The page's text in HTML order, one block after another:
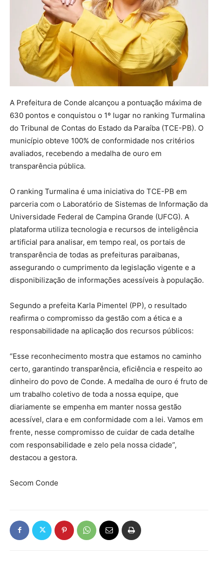
A Prefeitura de Conde alcançou a pontuação máxima de
630 pontos e conquistou o 1º lugar no ranking Turmalina
do Tribunal de Contas do Estado da Paraíba (TCE-PB). O
município obteve 100% de conformidade nos critérios
avaliados, recebendo a medalha de ouro em
transparência pública.
O ranking Turmalina é uma iniciativa do TCE-PB em
parceria com o Laboratório de Sistemas de Informação da
Universidade Federal de Campina Grande (UFCG). A
plataforma utiliza tecnologia e recursos de inteligência
artificial para analisar, em tempo real, os portais de
transparência de todas as prefeituras paraibanas,
assegurando o cumprimento da legislação vigente e a
disponibilização de informações acessíveis à população.
Segundo a prefeita Karla Pimentel (PP), o resultado
reafirma o compromisso da gestão com a ética e a
responsabilidade na aplicação dos recursos públicos:
“Esse reconhecimento mostra que estamos no caminho
certo, garantindo transparência, eficiência e respeito ao
dinheiro do povo de Conde. A medalha de ouro é fruto de
um trabalho coletivo de toda a nossa equipe, que
diariamente se empenha em manter nossa gestão
acessível, clara e em conformidade com a lei. Vamos em
frente, nesse compromisso de cuidar de cada detalhe
com responsabilidade e zelo pela nossa cidade”,
destacou a gestora.
Secom Conde